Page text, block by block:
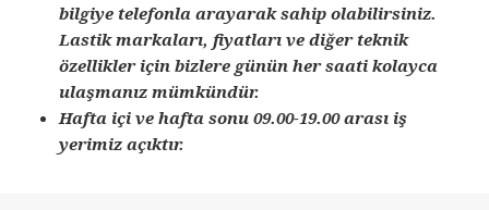
bilgiye telefonla arayarak sahip olabilirsiniz.
Lastik markaları, fiyatları ve diğer teknik
özellikler için bizlere günün her saati kolayca
ulaşmanız mümkündür.
Hafta içi ve hafta sonu 09.00-19.00 arası iş
yerimiz açıktır.